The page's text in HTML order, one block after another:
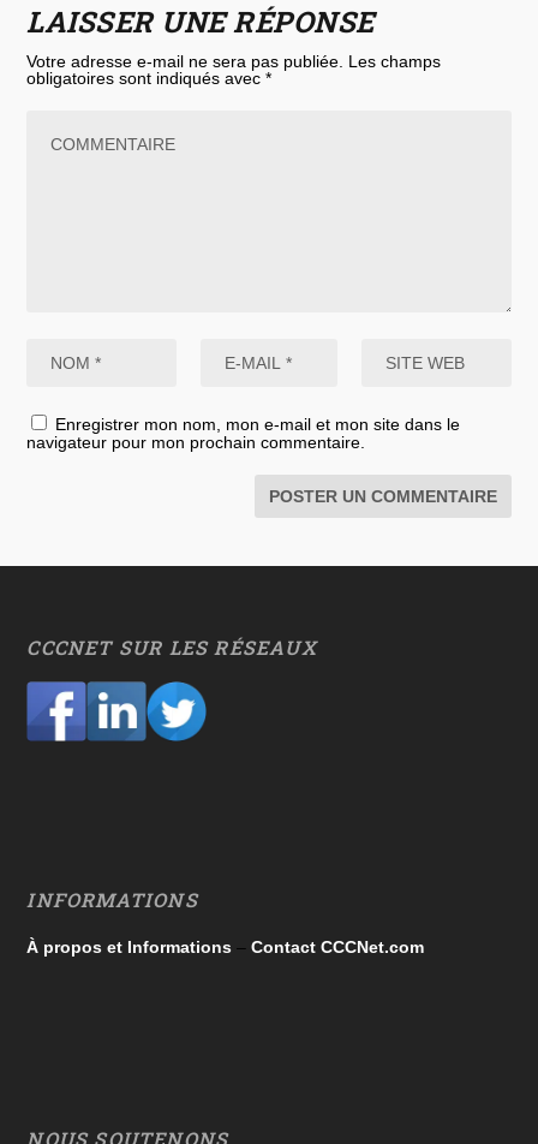
LAISSER UNE RÉPONSE
Votre adresse e-mail ne sera pas publiée. Les champs
obligatoires sont indiqués avec*
Enregistrer mon nom, mon e-mail et mon site dans le
navigateur pour mon prochain commentaire.
CCCNET SUR LES RÉSEAUX
INFORMATIONS
À propos et Informations –Contact CCCNet.com
NOUS SOUTENONS